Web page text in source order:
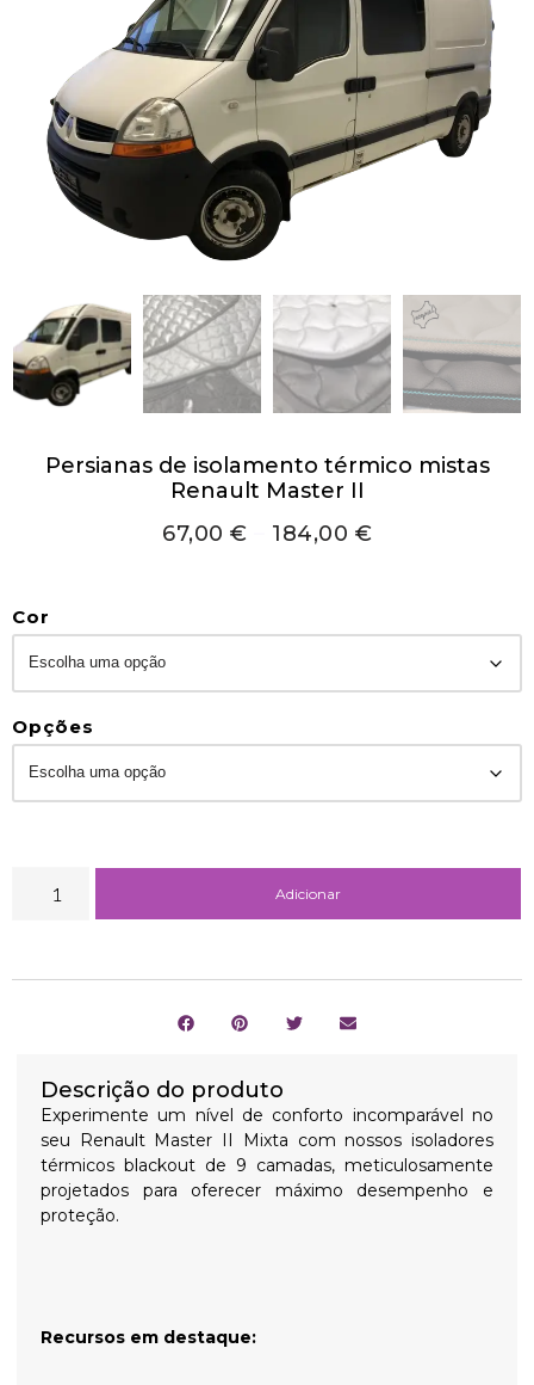
Persianas de isolamento térmico mistas
Renault Master II
67,00 € 184,00 €
Cor
Opções
Adicionar
Descrição do produto
Experimente um nível de conforto incomparável no
seu Renault Master II Mixta com nossos isoladores
térmicos blackout de 9 camadas, meticulosamente
projetados para oferecer máximo desempenho e
proteção.
Recursos em destaque: